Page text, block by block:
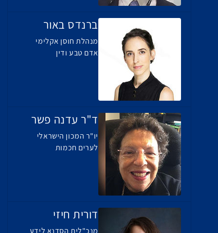
ברנדס באור
מנהלת חוסן אקלימי
אדם טבע ודין
ד"ר עדנה פשר
יו"ר המכון הישראלי
לערים חכמות
דורית חיזי
מנכ"לית הסדנא לידע